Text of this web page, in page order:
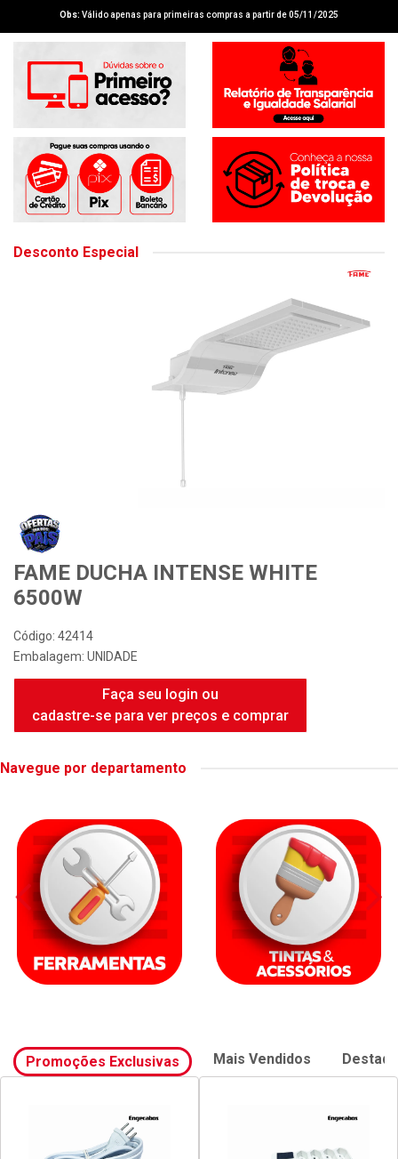
Obs: Válido apenas para primeiras compras a partir de 05/11/2025
Desconto Especial
FAME DUCHA INTENSE WHITE
6500W
Código: 42414
Embalagem: UNIDADE
Faça seu login ou
cadastre-se para ver preços e comprar
Navegue por departamento
Promoções Exclusivas Mais Vendidos